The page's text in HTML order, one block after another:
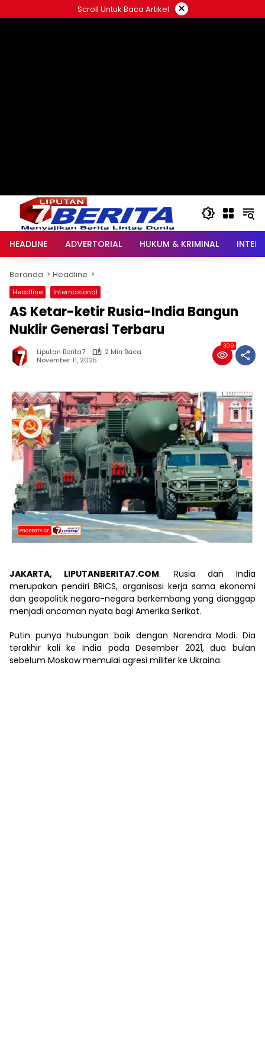
ke
Scroll Untuk Baca Artikel ×
HEADLINE ADVERTORIAL HUKUM & KRIMINAL
Beranda Headline
Headline Internasional
AS Ketar-ketir Rusia-India Bangun
Nuklir Generasi Terbaru
Liputan Berita7
2 Min Baca
November 11, 2025
309
JAKARTA, LIPUTANBERITA7.COM. Rusia dan India
merupakan pendiri BRICS, organisasi kerja sama ekonomi
dan geopolitik negara-negara berkembang yang dianggap
menjadi ancaman nyata bagi Amerika Serikat.
Putin punya hubungan baik dengan Narendra Modi. Dia
terakhir kali ke India pada Desember 2021, dua bulan
sebelum Moskow memulai agresi militer ke Ukraina.